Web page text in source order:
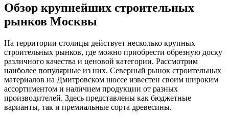
Обзор крупнейших строительных
рынков Москвы
На территории столицы действует несколько крупных
строительных рынков, где можно приобрести обрезную доску
различного качества и ценовой категории. Рассмотрим
наиболее популярные из них. Северный рынок строительных
материалов на Дмитровском шоссе известен своим широким
ассортиментом и наличием продукции от разных
производителей. Здесь представлены как бюджетные
варианты, так и премиальные сорта древесины.